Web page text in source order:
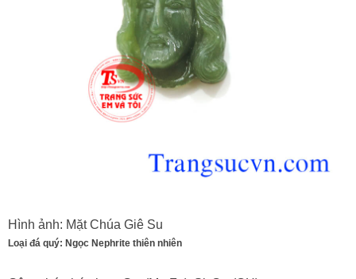
Hình ảnh: Mặt Chúa Giê Su
Loại đá quý: Ngọc Nephrite thiên nhiên